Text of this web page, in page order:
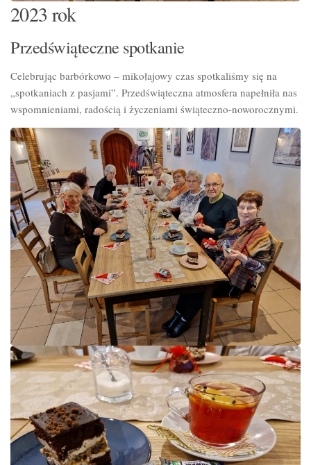
2023 rok
Przedświąteczne spotkanie
Celebrując barbórkowo – mikołajowy czas spotkaliśmy się na
„spotkaniach z pasjami”. Przedświąteczna atmosfera napełniła nas
wspomnieniami, radością i życzeniami świąteczno-noworocznymi.